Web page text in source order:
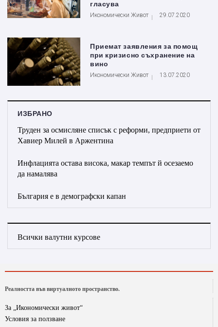
гласува
Икономически Живот 29.07.2020
Приемат заявления за помощ
при кризисно съхранение на
вино
Икономически Живот 13.07.2020
ИЗБРАНО
Труден за осмисляне списък с реформи, предприети от
Хавиер Милей в Аржентина
Инфлацията остава висока, макар темпът й осезаемо
да намалява
България е в демографски капан
Всички валутни курсове
Реалността във виртуалното пространство.
За „Икономически живот“
Условия за ползване